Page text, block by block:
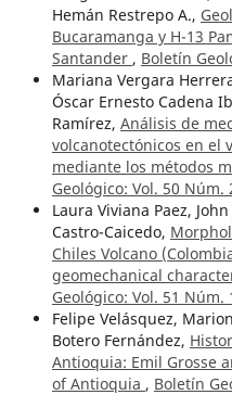
Hemán Restrepo A.,
Bucaramanga y H-13
Santander , Boletín
Mariana Vergara
Óscar Ernesto Cadena
Ramírez, Análisis de
volcanotectónicos en el
mediante los métodos
Geológico: Vol. 50 Núm.
Laura Viviana Paez,
Castro-Caicedo,
Chiles Volcano
geomechanical
Geológico: Vol. 51 Núm.
Felipe Velásquez,
Botero Fernández,
Antioquia: Emil Grosse
of Antioquia , Boletín